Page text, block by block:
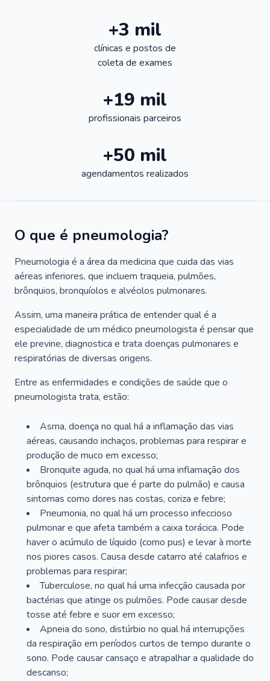
+3 mil
clínicas e postos de
coleta de exames
+19 mil
profissionais parceiros
+50 mil
agendamentos realizados
O que é pneumologia?
Pneumologia é a área da medicina que cuida das vias
aéreas inferiores, que incluem traqueia, pulmões,
brônquios, bronquíolos e alvéolos pulmonares.
Assim, uma maneira prática de entender qual é a
especialidade de um médico pneumologista é pensar que
ele previne, diagnostica e trata doenças pulmonares e
respiratórias de diversas origens.
Entre as enfermidades e condições de saúde que o
pneumologista trata, estão:
Asma, doença no qual há a inflamação das vias
aéreas, causando inchaços, problemas para respirar e
produção de muco em excesso;
Bronquite aguda, no qual há uma inflamação dos
brônquios (estrutura que é parte do pulmão) e causa
sintomas como dores nas costas, coriza e febre;
Pneumonia, no qual há um processo infeccioso
pulmonar e que afeta também a caixa torácica. Pode
haver o acúmulo de líquido (como pus) e levar à morte
nos piores casos. Causa desde catarro até calafrios e
problemas para respirar;
Tuberculose, no qual há uma infecção causada por
bactérias que atinge os pulmões. Pode causar desde
tosse até febre e suor em excesso;
Apneia do sono, distúrbio no qual há interrupções
da respiração em períodos curtos de tempo durante o
sono. Pode causar cansaço e atrapalhar a qualidade do
descanso;